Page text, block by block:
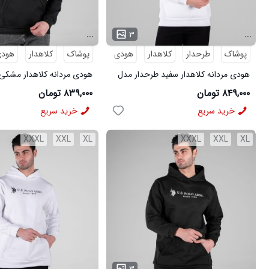
۳
...
پوشاک
طرحدار کلاهدار هودی
هودی مردانه
هودی مردانه کلاهدار سفید طرحدار مدل
49169
۸۴۹,۰۰۰ تومان
خرید سریع
...
پوشاک
کلاهدار
هودی مردانه کلاهدار
49170
۸۳۹,۰۰۰ تومان
خرید سریع
XL
XXL
XXXL
XL
XXL
XXXL